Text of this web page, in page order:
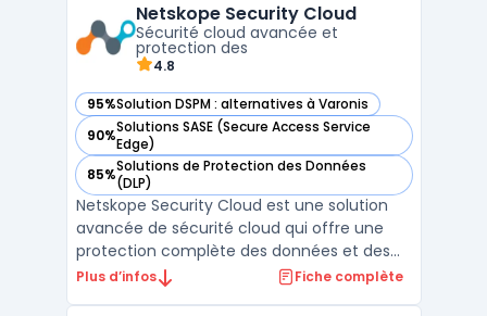
Netskope Security Cloud
Sécurité cloud avancée et
protection des
4.8
95%Solution DSPM : alternatives à Varonis
— voir Netskope Security Cloud dans cette catégorie
90%Solutions SASE (Secure Access Service
Edge)
— voir Netskope Security Cloud dans cette catégorie
85%Solutions de Protection des Données
(DLP)
— voir Netskope Security Cloud dans cette catégorie
Netskope Security Cloud est une solution
avancée de sécurité cloud qui offre une
protection complète des données et des
applications dans les environnements
Plus d’infos Fiche complète